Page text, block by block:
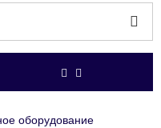
оборудование